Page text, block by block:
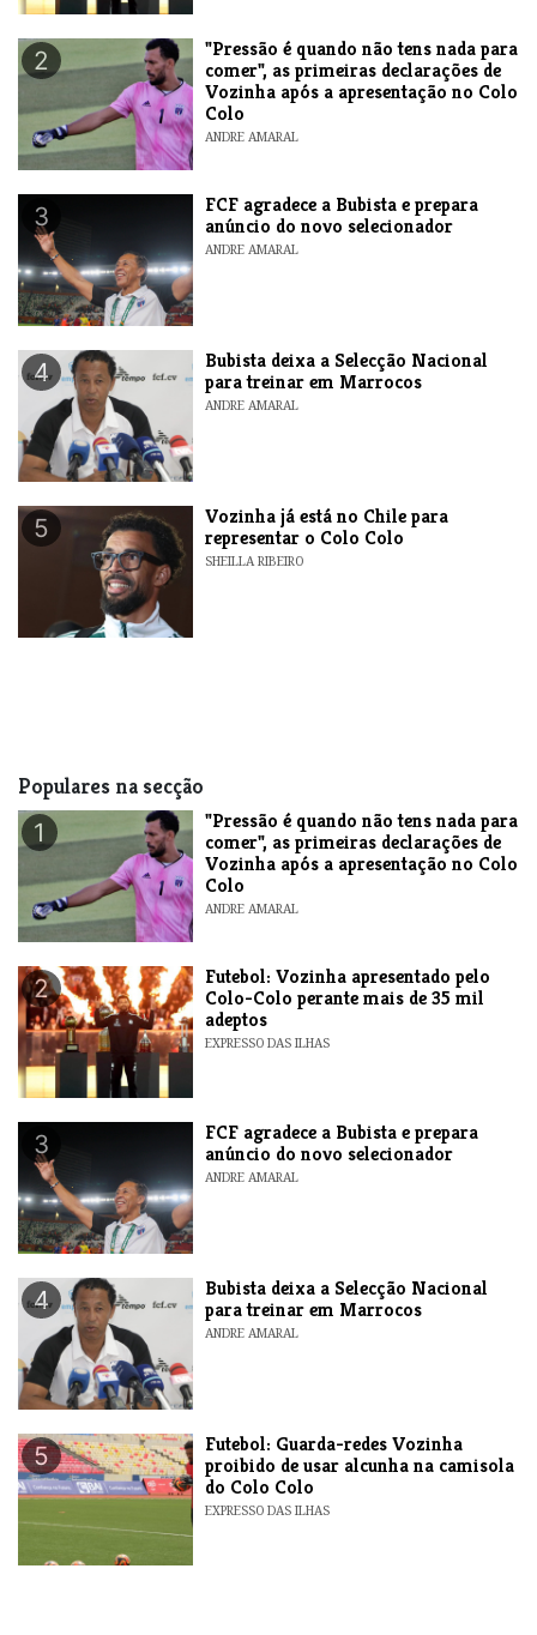
2
"Pressão é quando não tens nada para
comer", as primeiras declarações de
Vozinha após a apresentação no Colo
Colo
ANDRE AMARAL
3
FCF agradece a Bubista e prepara
anúncio do novo selecionador
ANDRE AMARAL
4
Bubista deixa a Selecção Nacional
para treinar em Marrocos
ANDRE AMARAL
5
Vozinha já está no Chile para
representar o Colo Colo
SHEILLA RIBEIRO
Populares na secção
1
"Pressão é quando não tens nada para
comer", as primeiras declarações de
Vozinha após a apresentação no Colo
Colo
ANDRE AMARAL
2
Futebol: Vozinha apresentado pelo
Colo-Colo perante mais de 35 mil
adeptos
EXPRESSO DAS ILHAS
3
FCF agradece a Bubista e prepara
anúncio do novo selecionador
ANDRE AMARAL
4
Bubista deixa a Selecção Nacional
para treinar em Marrocos
ANDRE AMARAL
5
Futebol: Guarda-redes Vozinha
proibido de usar alcunha na camisola
do Colo Colo
EXPRESSO DAS ILHAS